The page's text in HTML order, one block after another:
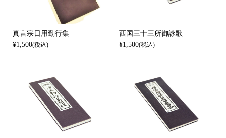
真言宗日用勤行集
¥1,500(税込)
西国三十三所御詠歌
¥1,500(税込)